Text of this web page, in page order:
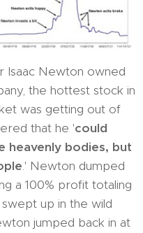
Isaac Newton owned
the hottest stock in
was getting out of
that he 'could
heavenly bodies, but
.' Newton dumped
a 100% profit totaling
up in the wild
jumped back in at